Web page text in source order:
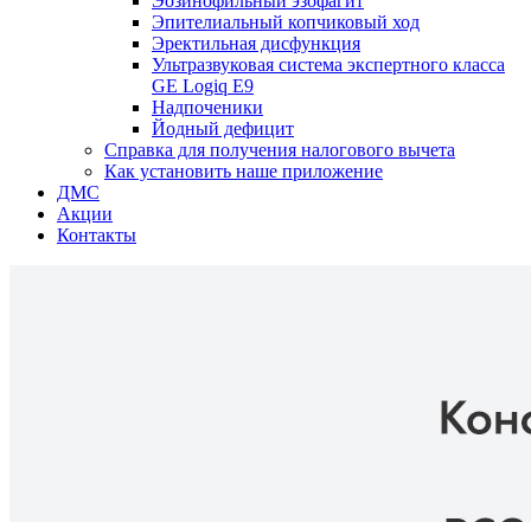
Эпителиальный копчиковый ход
Эректильная дисфункция
Ультразвуковая система экспертного класса
GE Logiq E9
Надпоченики
Йодный дефицит
Справка для получения налогового вычета
Как установить наше приложение
ДМС
Акции
Контакты